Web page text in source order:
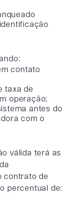
contato
taxa de
operação;
antes do
com o
válida terá as
contrato de
percentual de: